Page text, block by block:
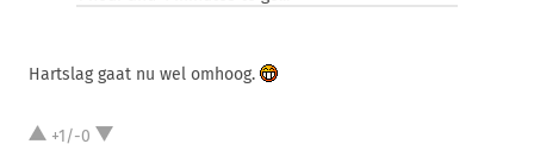
Hartslag gaat nu wel omhoog.
+1/-0